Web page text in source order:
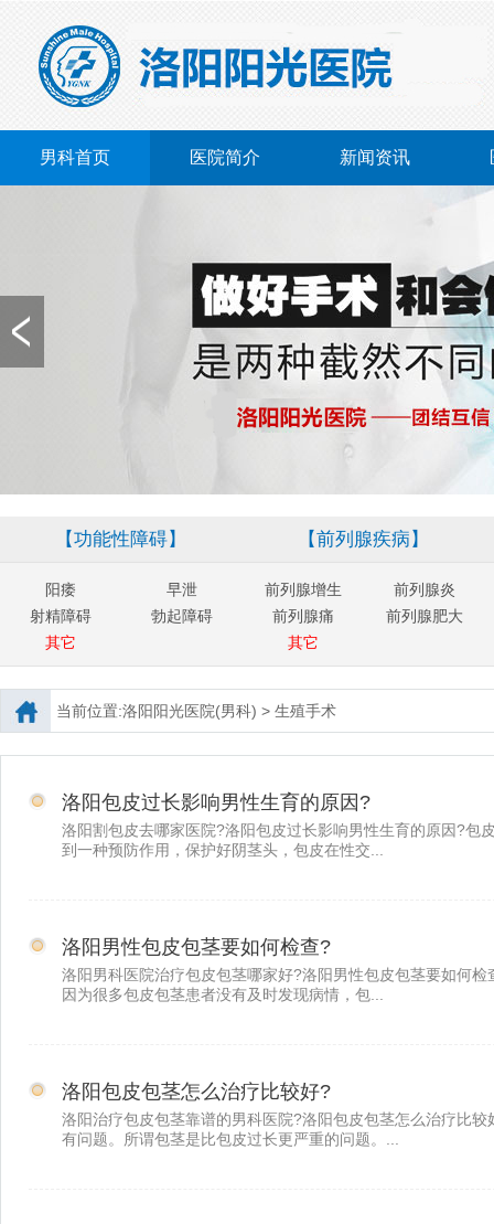
男科首页 医院简介 新闻资讯
【功能性障碍】
阳痿
早泄
射精障碍
勃起障碍
其它
【前列腺疾病】
前列腺增生
前列腺炎
前列腺痛
前列腺肥大
其它
当前位置:洛阳阳光医院(男科) > 生殖手术
洛阳包皮过长影响男性生育的原因?
洛阳割包皮去哪家医院?洛阳包皮过长影响男性生育的原因?包
到一种预防作用，保护好阴茎头，包皮在性交...
洛阳男性包皮包茎要如何检查?
洛阳男科医院治疗包皮包茎哪家好?洛阳男性包皮包茎要如何
因为很多包皮包茎患者没有及时发现病情，包...
洛阳包皮包茎怎么治疗比较好?
洛阳治疗包皮包茎靠谱的男科医院?洛阳包皮包茎怎么治疗比
有问题。所谓包茎是比包皮过长更严重的问题。...